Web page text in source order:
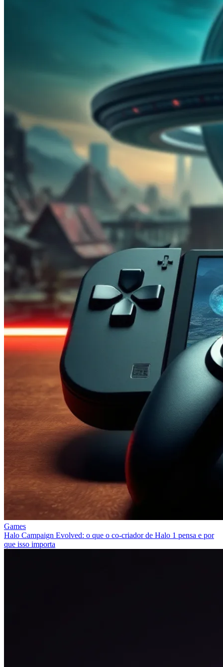
Games
Halo Campaign Evolved: o que o co-criador de Halo 1 pensa e por
que isso importa